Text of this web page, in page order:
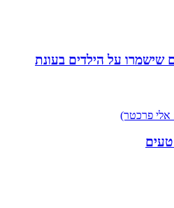
שישמרו על הילדים בעונת